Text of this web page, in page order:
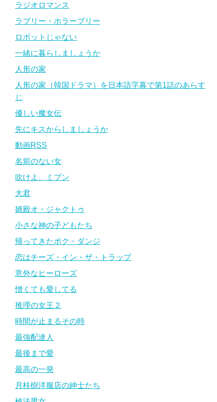
ラジオロマンス
ラブリー・ホラーブリー
ロボットじゃない
一緒に暮らしましょうか
人形の家
人形の家（韓国ドラマ）を日本語字幕で第1話のあらす
じ
優しい魔女伝
先にキスからしましょうか
動画RSS
名前のない女
吹けよ、ミプン
大君
婿殿オ・ジャクトゥ
小さな神の子どもたち
帰ってきたポク・ダンジ
恋はチーズ・イン・ザ・トラップ
意外なヒーローズ
憎くても愛してる
推理の女王２
時間が止まるその時
最強配達人
最後まで愛
最高の一発
月桂樹洋服店の紳士たち